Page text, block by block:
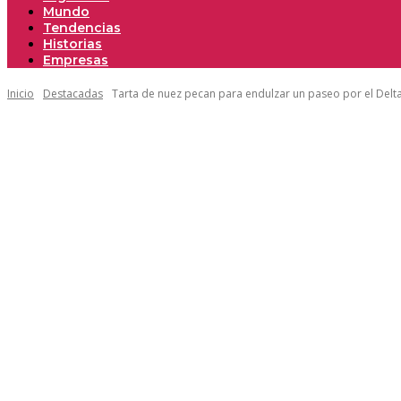
Mundo
Tendencias
Historias
Empresas
Inicio Destacadas Tarta de nuez pecan para endulzar un paseo por el